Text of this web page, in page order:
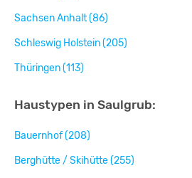
Sachsen Anhalt (86)
Schleswig Holstein (205)
Thüringen (113)
Haustypen in Saulgrub:
Bauernhof (208)
Berghütte / Skihütte (255)